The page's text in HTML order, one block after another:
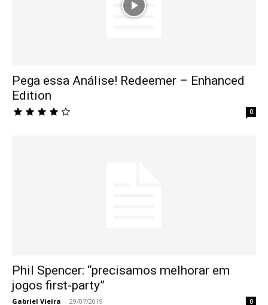
Pega essa Análise! Redeemer – Enhanced
Edition
0
Phil Spencer: “precisamos melhorar em
jogos first-party”
Gabriel Vieira - 29/07/2019 0